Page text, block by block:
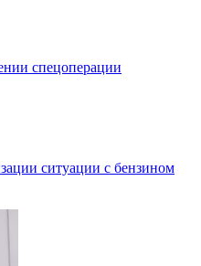
спецоперации
ситуации с бензином